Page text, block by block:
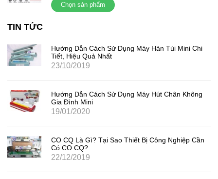
Chọn sản phẩm
TIN TỨC
Hướng Dẫn Cách Sử Dụng Máy Hàn Túi Mini Chi
Tiết, Hiệu Quả Nhất
23/10/2019
Hướng Dẫn Cách Sử Dụng Máy Hút Chân Không
Gia Đình Mini
19/01/2020
CO CQ Là Gì? Tại Sao Thiết Bị Công Nghiệp Cần
Có CO CQ?
22/12/2019